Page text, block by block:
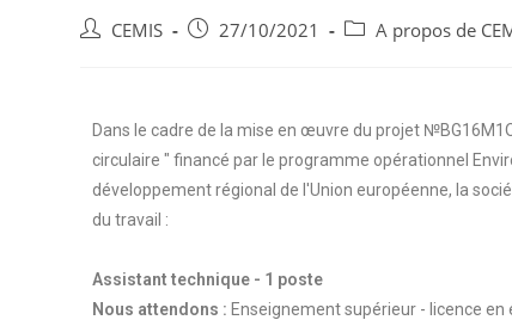
CEMIS 27/10/2021 A propos de
Dans le cadre de la mise en œuvre du projet
circulaire " financé par le programme opérationnel
développement régional de l'Union européenne, la
du travail :
Assistant technique - 1 poste
Nous attendons : Enseignement supérieur - licence